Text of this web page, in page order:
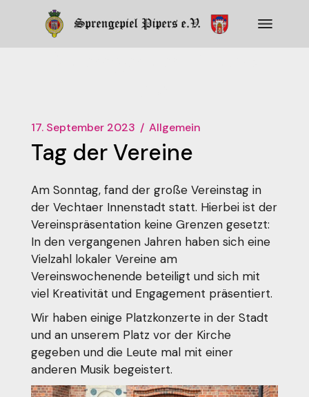
springen
17. September 2023 Allgemein
Tag der Vereine
Am Sonntag, fand der große Vereinstag in
der Vechtaer Innenstadt statt. Hierbei ist der
Vereinspräsentation keine Grenzen gesetzt:
In den vergangenen Jahren haben sich eine
Vielzahl lokaler Vereine am
Vereinswochenende beteiligt und sich mit
viel Kreativität und Engagement präsentiert.
Wir haben einige Platzkonzerte in der Stadt
und an unserem Platz vor der Kirche
gegeben und die Leute mal mit einer
anderen Musik begeistert.